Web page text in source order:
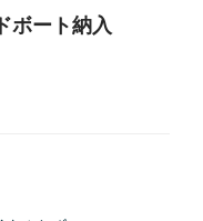
ボート納入